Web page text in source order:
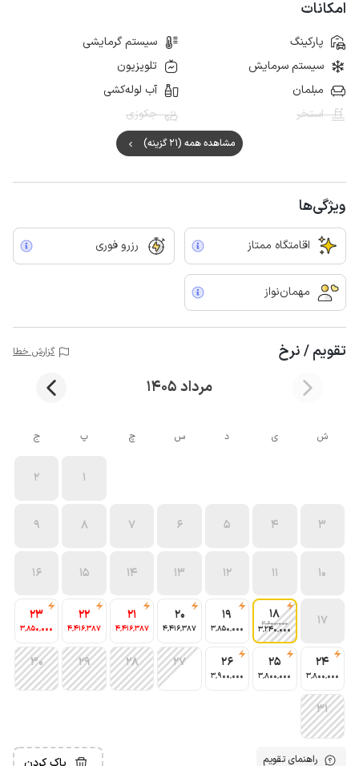
امکانات
پارکینگ
سیستم گرمایشی
سیستم سرمایش
تلویزیون
مبلمان
آب لوله‌کشی
استخر
جکوزی
مشاهده همه (21 گزینه)
ویژگی‌ها
اقامتگاه ممتاز رزرو فوری
مهمان‌نواز
تقویم / نرخ گزارش خطا
مرداد 1405
ش ی د س چ پ ج
1
2
3
4
5
6
7
8
9
10
11
12
13
14
15
16
17
18
3٬600٬000
3٬240٬000
19
3٬850٬000
20
4٬416٬387
21
4٬416٬387
22
4٬416٬387
23
3٬850٬000
24
3٬800٬000
25
3٬800٬000
26
3٬900٬000
27
28
29
30
31
راهنمای تقویم